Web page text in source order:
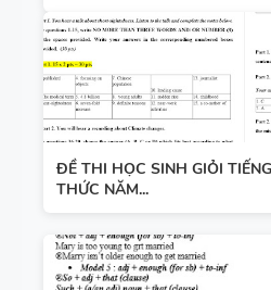
ĐỀ THI HỌC SINH GIỎI
THỨC NĂM...